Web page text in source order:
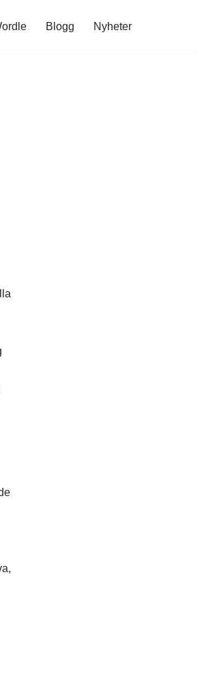
Blogg Nyheter